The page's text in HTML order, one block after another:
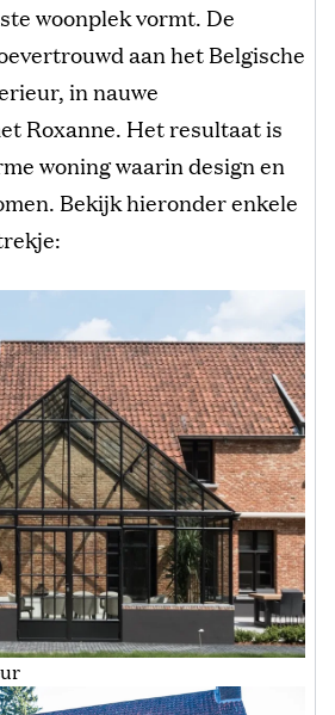
woonplek vormt. De
aan het Belgische
in nauwe
Roxanne. Het resultaat is
woning waarin design en
Bekijk hieronder enkele